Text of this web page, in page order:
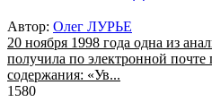
Автор: Олег ЛУРЬЕ
20 ноября 1998 года одна из
получила по электронной почте
содержания: «Ув...
1580